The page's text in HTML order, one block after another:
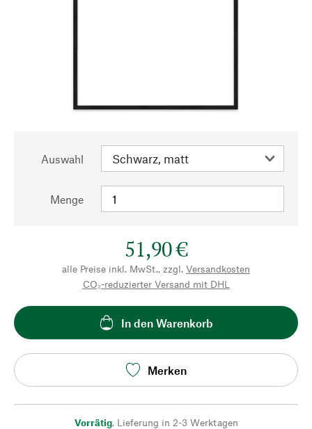
Auswahl
Menge
51,90 €
alle Preise inkl. MwSt., zzgl. Versandkosten
CO₂-reduzierter Versand mit DHL
In den Warenkorb
Merken
Vorrätig, Lieferung in 2-3 Werktagen